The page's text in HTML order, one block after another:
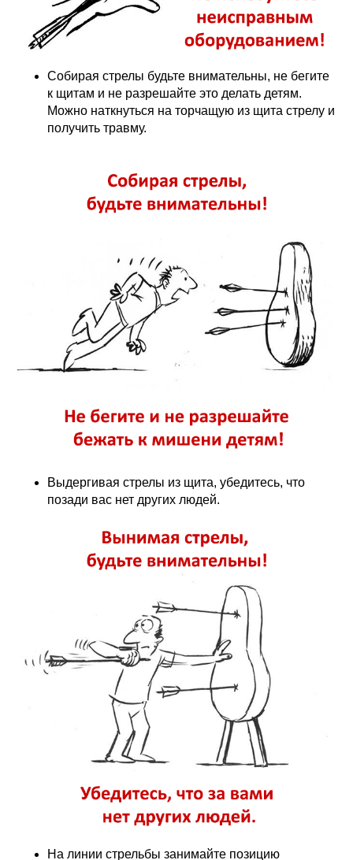
Собирая стрелы будьте внимательны, не бегите
к щитам и не разрешайте это делать детям.
Можно наткнуться на торчащую из щита стрелу и
получить травму.
Выдергивая стрелы из щита, убедитесь, что
позади вас нет других людей.
На линии стрельбы занимайте позицию